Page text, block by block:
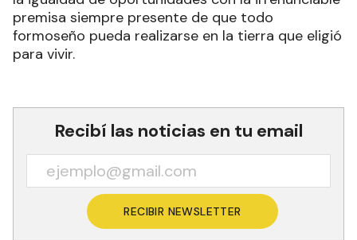
premisa siempre presente de que todo
formoseño pueda realizarse en la tierra que eligió
para vivir.
Recibí las noticias en tu email
RECIBIR NEWSLETTER